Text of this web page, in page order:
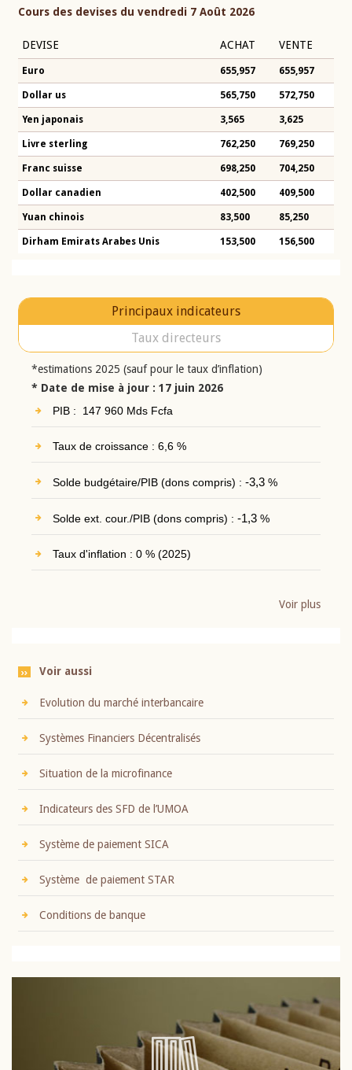
Cours des devises du vendredi 7 Août 2026
DEVISE ACHAT VENTE
Euro 655,957 655,957
Dollar us 565,750 572,750
Yen japonais 3,565 3,625
Livre sterling 762,250 769,250
Franc suisse 698,250 704,250
Dollar canadien 402,500 409,500
Yuan chinois 83,500 85,250
Dirham Emirats Arabes Unis 153,500 156,500
Principaux indicateurs
Taux directeurs
*estimations 2025 (sauf pour le taux d’inflation)
* Date de mise à jour : 17 juin 2026
PIB : 147 960 Mds Fcfa
Taux de croissance : 6,6 %
Solde budgétaire/PIB (dons compris) : -3,3%
Solde ext. cour./PIB (dons compris) : -1,3%
Taux d'inflation : 0 % (2025)
Voir plus
Voir aussi
Evolution du marché interbancaire
Systèmes Financiers Décentralisés
Situation de la microfinance
Indicateurs des SFD de l’UMOA
Système de paiement SICA
Système de paiement STAR
Conditions de banque